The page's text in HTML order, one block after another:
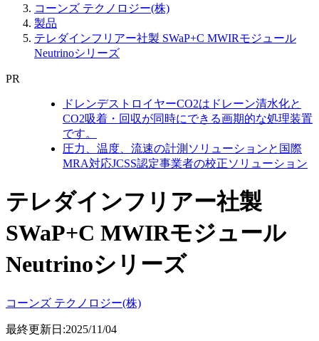
コーンズ テクノロジー(株)
製品
テレダインフリアー社製 SWaP+C MWIRモジュール
Neutrinoシリーズ
PR
ドレンデストロイヤーCO2はドレーン清水化と
CO2吸着・回収が同時にできる画期的な処理装置
です。
圧力、温度、流速の計測ソリューションと国際
MRA対応JCSS認定事業者の校正ソリューション
テレダインフリアー社製
SWaP+C MWIRモジュール
Neutrinoシリーズ
コーンズ テクノロジー(株)
最終更新日:2025/11/04